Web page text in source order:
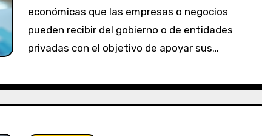
económicas que las empresas o negocios
pueden recibir del gobierno o de entidades
privadas con el objetivo de apoyar sus…